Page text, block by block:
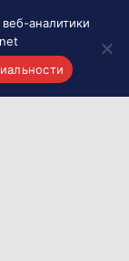
аналитики